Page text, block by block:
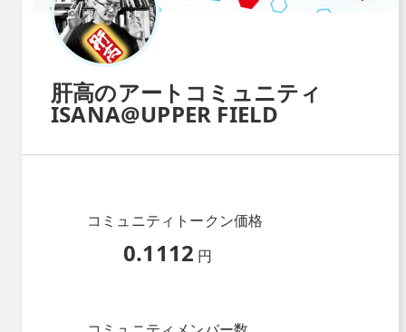
肝高のアートコミュニティ
ISANA@UPPER FIELD
コミュニティトークン価格
0.1112 円